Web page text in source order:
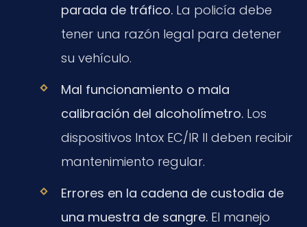
parada de tráfico.La policía debe
tener una razón legal para detener
su vehículo.
Mal funcionamiento o mala
calibración del alcoholímetro.Los
dispositivos Intox EC/IR II deben recibir
mantenimiento regular.
Errores en la cadena de custodia de
una muestra de sangre.El manejo